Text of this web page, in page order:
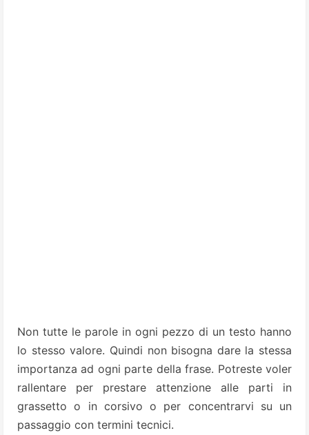
Non tutte le parole in ogni pezzo di un testo hanno
lo stesso valore. Quindi non bisogna dare la stessa
importanza ad ogni parte della frase. Potreste voler
rallentare per prestare attenzione alle parti in
grassetto o in corsivo o per concentrarvi su un
passaggio con termini tecnici.